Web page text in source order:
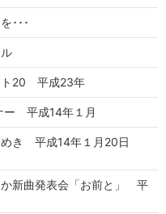
･･･
ト20 平成23年
ー 平成14年１月
めき 平成14年１月20日
新曲発表会「お前と」 平